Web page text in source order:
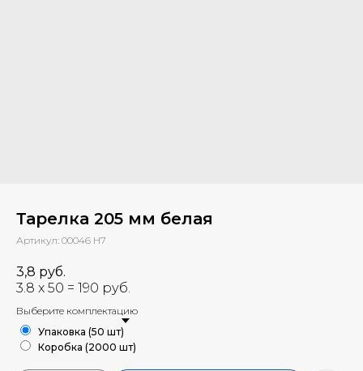
Тарелка 205 мм белая
Артикул: 00046 Н7
3,8 руб.
Выберите комплектацию
Упаковка (50 шт)
Коробка (2000 шт)